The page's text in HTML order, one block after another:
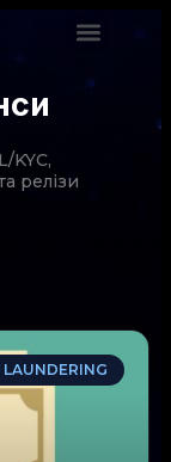
KYC,
релізи